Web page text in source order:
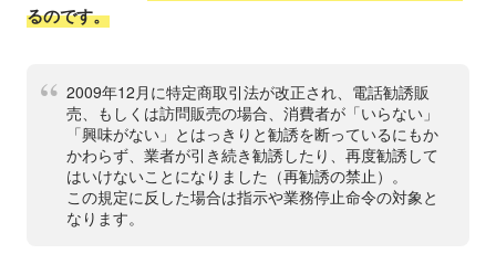
るのです。
2009年12月に特定商取引法が改正され、電話勧誘販
売、もしくは訪問販売の場合、消費者が「いらない」
「興味がない」とはっきりと勧誘を断っているにもか
かわらず、業者が引き続き勧誘したり、再度勧誘して
はいけないことになりました（再勧誘の禁止）。
この規定に反した場合は指示や業務停止命令の対象と
なります。